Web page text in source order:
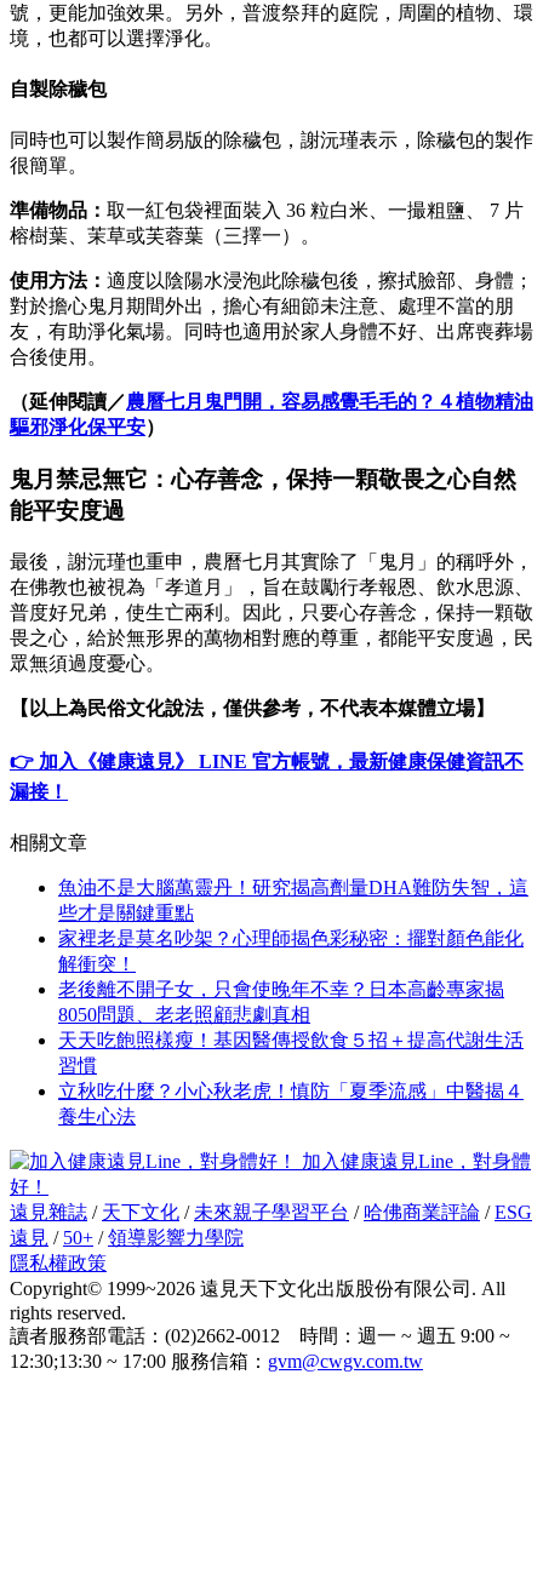
號，更能加強效果。另外，普渡祭拜的庭院，周圍的植物、環
境，也都可以選擇淨化。
自製除穢包
同時也可以製作簡易版的除穢包，謝沅瑾表示，除穢包的製作
很簡單。
準備物品： 取一紅包袋裡面裝入 36 粒白米、一撮粗鹽、 7 片
榕樹葉、茉草或芙蓉葉（三擇一）。
使用方法： 適度以陰陽水浸泡此除穢包後，擦拭臉部、身體；
對於擔心鬼月期間外出，擔心有細節未注意、處理不當的朋
友，有助淨化氣場。同時也適用於家人身體不好、出席喪葬場
合後使用。
（延伸閱讀／農曆七月鬼門開，容易感覺毛毛的？４植物精油
驅邪淨化保平安）
鬼月禁忌無它：心存善念，保持一顆敬畏之心自然
能平安度過
最後，謝沅瑾也重申，農曆七月其實除了「鬼月」的稱呼外，
在佛教也被視為「孝道月」，旨在鼓勵行孝報恩、飲水思源、
普度好兄弟，使生亡兩利。因此，只要心存善念，保持一顆敬
畏之心，給於無形界的萬物相對應的尊重，都能平安度過，民
眾無須過度憂心。
【以上為民俗文化說法，僅供參考，不代表本媒體立場】
👉 加入《健康遠見》 LINE 官方帳號，最新健康保健資訊不
漏接！
相關文章
魚油不是大腦萬靈丹！研究揭高劑量DHA難防失智，這
些才是關鍵重點
家裡老是莫名吵架？心理師揭色彩秘密：擺對顏色能化
解衝突！
老後離不開子女，只會使晚年不幸？日本高齡專家揭
8050問題、老老照顧悲劇真相
天天吃飽照樣瘦！基因醫傳授飲食５招＋提高代謝生活
習慣
立秋吃什麼？小心秋老虎！慎防「夏季流感」中醫揭４
養生心法
加入健康遠見Line，對身體
好！
遠見雜誌 / 天下文化 / 未來親子學習平台 / 哈佛商業評論 /ESG
遠見 / 50+ /領導影響力學院
隱私權政策
Copyright© 1999~2026 遠見天下文化出版股份有限公司. All
rights reserved.
讀者服務部電話：(02)2662-0012 時間：週一 ~ 週五 9:00 ~
12:30;13:30 ~ 17:00 服務信箱： gvm@cwgv.com.tw